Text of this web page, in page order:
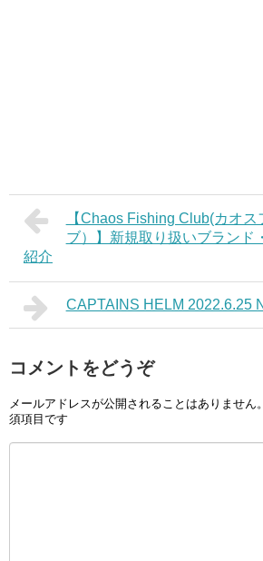
【Chaos Fishing Club(カオ
ブ）】新規取り扱いブランド
紹介
CAPTAINS HELM 2022.6.25
コメントをどうぞ
メールアドレスが公開されることはありません。
須項目です